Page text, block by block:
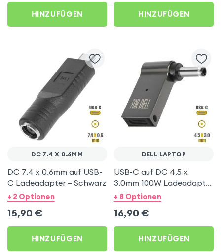
HINZUFÜGEN HINZUFÜGEN
DC 7.4 X 0.6MM
DC 7.4 x 0.6mm auf USB-
C Ladeadapter – Schwarz
+ 2 Optionen
15,90 €
HINZUFÜGEN
DELL LAPTOP
USB-C auf DC 4.5 x
3.0mm 100W Ladeadapter
für Dell Computer – Grau
+ 8 Optionen
16,90 €
HINZUFÜGEN